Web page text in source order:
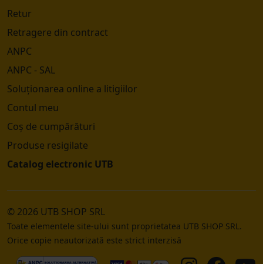
Retur
Retragere din contract
ANPC
ANPC - SAL
Soluționarea online a litigiilor
Contul meu
Coș de cumpărături
Produse resigilate
Catalog electronic UTB
© 2026 UTB SHOP SRL
Toate elementele site-ului sunt proprietatea UTB SHOP SRL.
Orice copie neautorizată este strict interzisă